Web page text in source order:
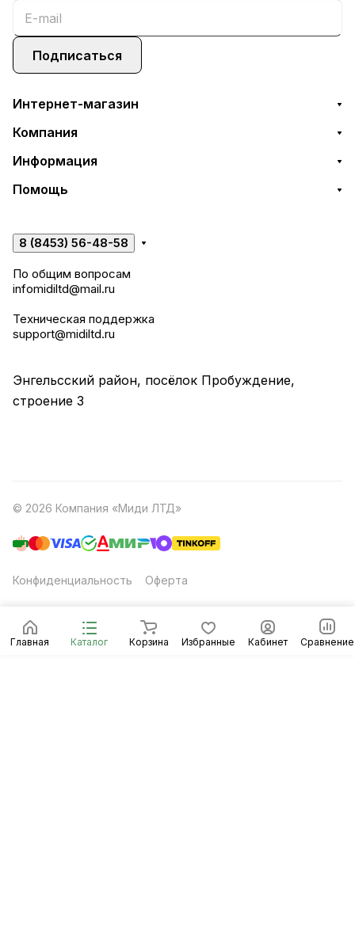
Главная Каталог Корзина Избранные Кабинет Сравнение
Подписаться
Интернет-магазин
Компания
Информация
Помощь
8 (8453) 56-48-58
По общим вопросам
infomidiltd@mail.ru
Техническая поддержка
support@midiltd.ru
Энгельсский район, посёлок Пробуждение,
строение 3
© 2026 Компания «Миди ЛТД»
Конфиденциальность Оферта